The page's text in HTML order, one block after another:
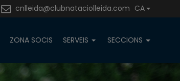
cnlleida@clubnataciolleida.com CA
ZONA SOCIS SERVEIS SECCIONS